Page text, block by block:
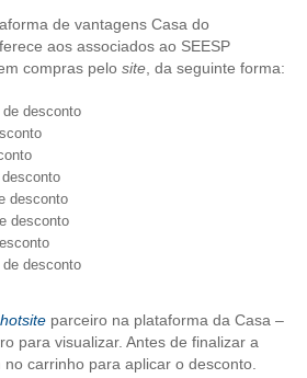
E DISSÍDIOS
de vantagens Casa do
aos associados ao SEESP
compras pelo site, da seguinte forma:
desconto
desconto
desconto
desconto
hotsite parceiro na plataforma da Casa –
para visualizar. Antes de finalizar a
carrinho para aplicar o desconto.